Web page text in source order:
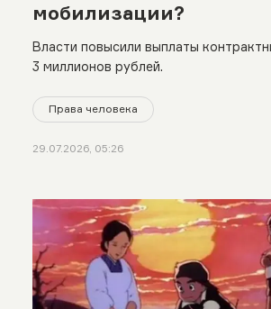
мобилизации?
Власти повысили выплаты
3 миллионов рублей.
Права человека
29.07.2026, 05:26